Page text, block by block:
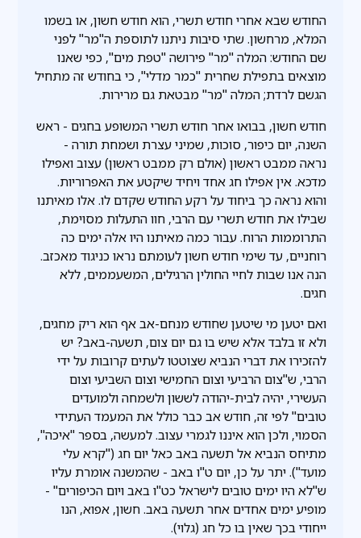
החודש שבא אחרי חודש תשרי, הוא חודש חשון, או בשמו
המלא, מרחשון. שתי סיבות ניתנו לתוספת ה"מר" לפני
שם החודש: המלה "מר" פירושה "טפת מים", כפי שאנו
מוצאים בתפילת שחרית "כמר מדלי", כי בחודש זה מתחיל
הגשם לרדת; המלה "מר" מבטאת גם מרירות.
חודש חשון, בבואו אחר חודש תשרי המשופע בחגים - ראש
השנה, יום כיפור, סוכות, שמיני עצרת ושמחת תורה -
נראה ממבט ראשון (אולם רק ממבט ראשון) עצוב ואפילו
מדכא. אין אפילו חג אחד ויחיד שיקטע את האפרוריות.
והוא נראה כך ביחוד על רקע החודש שקדם לו. אלו מאיתנו
שבילו את חודש תשרי עם הרבי, חוו התעלות מסוימת,
התרוממות הרוח. עבור כמה מאיתנו היו אלה ימים כה
רוחניים, עד שימי חודש חשון לעומתם נראו כניגוד מאכזב.
הנה אנו שבות לחיי החולין הרגילים, המשעממים, ללא
חגים.
ואם יטען מי שיטען שחודש מנחם-אב אף הוא ריק מחגים,
ולא זו בלבד אלא שיש בו גם יום צום, תשעה-באב? יש
להזכירו את דברי הנביא שצוטטו לעתים קרובות על ידי
הרבי, ש"צום הרביעי וצום החמישי וצום השביעי וצום
העשירי, יהיה לבית-יהודה לששון ולשמחה ולמועדים
טובים" לפי זה, חודש אב כבר כולל את המעמד העתידי
הסמוי, ולכן הוא איננו לגמרי עצוב. למעשה, בספר "איכה",
מתיחס הנביא אל תשעה באב כאל יום חג ("קרא עלי
מועד"). יתר על כן, יום ט"ו באב - שהמשנה אומרת עליו
ש"לא היו ימים טובים לישראל כט"ו באב ויום הכיפורים" -
מופיע ימים אחדים אחר תשעה באב. חשון, אפוא, הנו
ייחודי בכך שאין בו כל חג (גלוי).